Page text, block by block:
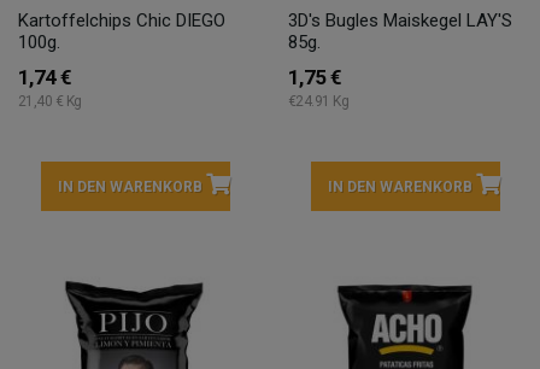
Kartoffelchips Chic DIEGO
100g.
1,74 €
21,40 € Kg
IN DEN WARENKORB
3D's Bugles Maiskegel LAY'S
85g.
1,75 €
€24.91 Kg
IN DEN WARENKORB